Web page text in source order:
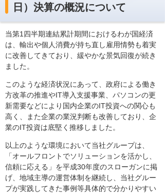
日）決算の概況について
当第1四半期連結累計期間におけるわが国経済
は、輸出や個人消費が持ち直し雇用情勢も着実
に改善してきており、緩やかな景気回復が続き
ました。
このような経済状況にあって、政府による働き
方改革の推進やIT導入支援事業、パソコンの更
新需要などにより国内企業のIT投資への関心も
高く、また企業の業況判断も改善しており、企
業のIT投資は底堅く推移しました。
以上のような環境において当社グループは、
「オールフロントでソリューションを活かし、
信頼に応える」を平成30年度のスローガンに掲
げ、地域主導の運営体制を継続し、当社グルー
プが実践してきた事例等具体的で分かりやすい